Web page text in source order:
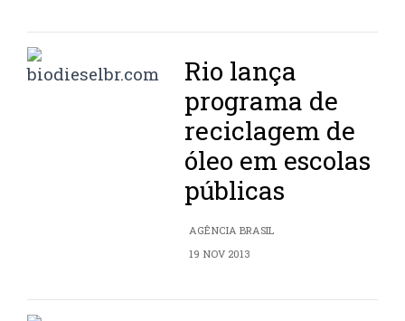
Rio lança
programa de
reciclagem de
óleo em escolas
públicas
AGÊNCIA BRASIL
19 NOV 2013